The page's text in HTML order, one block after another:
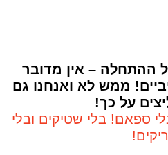
ההתחלה – אין מדובר
ממש לא ואנחנו גם
על כך!
ספאם! בלי שטיקים ובלי